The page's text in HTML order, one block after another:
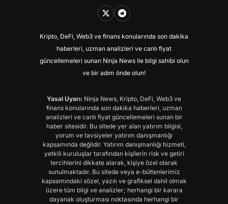
Kripto, DeFi, Web3 ve finans konularında son dakika
haberleri, uzman analizleri ve canlı fiyat
güncellemeleri sunan Ninja News ile bilgi sahibi olun
ve bir adım önde olun!
Yasal Uyarı: Ninja News, Kripto, DeFi, Web3 ve
finans konularında son dakika haberleri, uzman
analizleri ve canlı fiyat güncellemeleri sunan bir
haber sitesidir. Bu sitede yer alan yatırım bilgisi,
yorum ve tavsiyeler yatırım danışmanlığı
kapsamında değildir. Yatırım danışmanlığı hizmeti,
yetkili kuruluşlar tarafından kişilerin risk ve getiri
tercihlerini dikkate alarak, kişiye özel olarak
sunulmaktadır. Bu sitede veya e-bültenlerimiz
kapsamındaki sözel, yazılı ve grafiksel dahil olmak
üzere tüm bilgi ve analizler; herhangi bir karara
dayanak oluşturması noktasında herhangi bir